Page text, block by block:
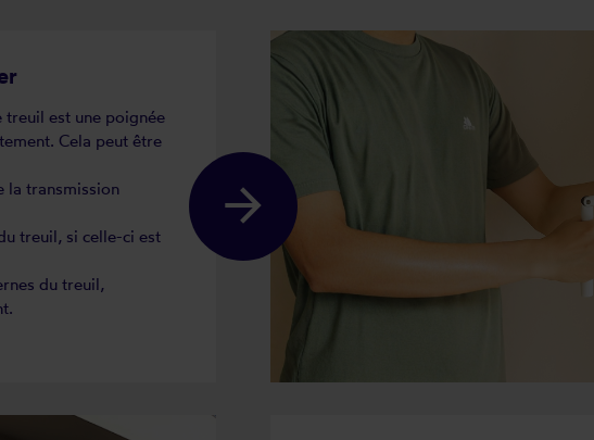
treuil est une poignée
Cela peut être
la transmission
treuil, si celle-ci est
du treuil,